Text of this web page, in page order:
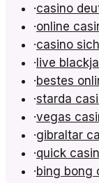
·casino
·online
·casino
·live
·bestes
·starda
·vegas
·gibraltar
·quick
·bing bong